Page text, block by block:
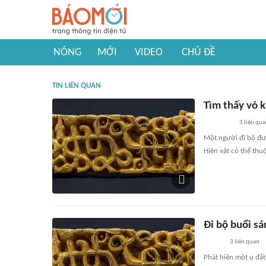
NÓNG MỚI VIDEO CHỦ ĐỀ
TIN LIÊN QUAN
Tìm thấy vỏ
3 liên
Một người đi bộ
Hiện vật có thể
Đi bộ buổi
3 liên quan
Phát hiện một ụ